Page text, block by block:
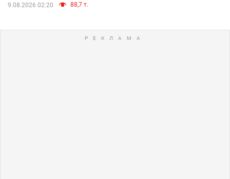
9.08.2026 02:20 88,7 т.